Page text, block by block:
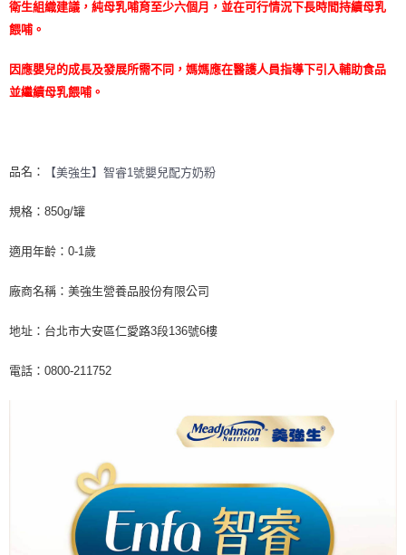
※ 請注意：結帳手續完成當下不需立刻繳費，但若您需要取消訂單，請聯絡
購買商品的店家。未經商家同意取消之訂單仍視為有效，需透過AFTEE先享
※ 交易是否成功請以「AFTEE先享後付 」之結帳頁面顯示為準，若有關於
客戶支援中心」https://netprotections.freshdesk.com/support/home
權轉讓予恩沛科技股份有限公司。
https://aftee.tw/terms/#terms3
「AFTEE先享後付」，若未經同意申辦者引起之損失，本公司不負相關責
任。
時審查核予不同之上限額度；若仍有額度不足之情形，本公司將視審查結果
５．嚴禁一人註冊多個帳號或使用他人資訊註冊。若發現惡意使用之情形，
恩沛科技股份有限公司將有權停止該用戶之使用額度並採取法律行動。
衛生組織建議，純母乳哺育至少六個月，並在可行情況下長時間持續母乳
餵哺。
因應嬰兒的成長及發展所需不同，媽媽應在醫護人員指導下引入輔助食品
並繼續母乳餵哺。
品名： 【美強生】智睿1號嬰兒配方奶粉
規格：850g/罐
適用年齡：0-1歲
廠商名稱：美強生營養品股份有限公司
地址：台北市大安區仁愛路3段136號6樓
電話：0800-211752